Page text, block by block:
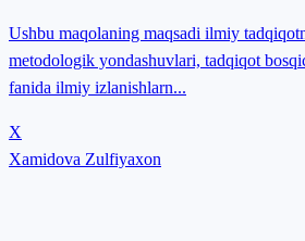
Ushbu maqolaning maqsadi ilmiy
metodologik yondashuvlari, tadqiqot
fanida ilmiy izlanishlarn...
X
Xamidova Zulfiyaxon